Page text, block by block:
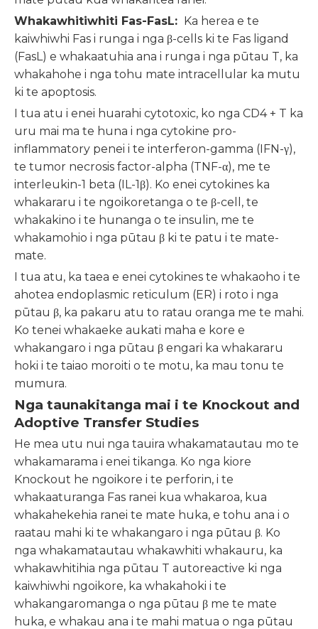
Whakawhitiwhiti Fas-FasL: Ka herea e te
kaiwhiwhi Fas i runga i nga β-cells ki te Fas ligand
(FasL) e whakaatuhia ana i runga i nga pūtau T, ka
whakahohe i nga tohu mate intracellular ka mutu
ki te apoptosis.
I tua atu i enei huarahi cytotoxic, ko nga CD4 + T ka
uru mai ma te huna i nga cytokine pro-
inflammatory penei i te interferon-gamma (IFN-γ),
te tumor necrosis factor-alpha (TNF-α), me te
interleukin-1 beta (IL-1β). Ko enei cytokines ka
whakararu i te ngoikoretanga o te β-cell, te
whakakino i te hunanga o te insulin, me te
whakamohio i nga pūtau β ki te patu i te mate-
mate.
I tua atu, ka taea e enei cytokines te whakaoho i te
ahotea endoplasmic reticulum (ER) i roto i nga
pūtau β, ka pakaru atu to ratau oranga me te mahi.
Ko tenei whakaeke aukati maha e kore e
whakangaro i nga pūtau β engari ka whakararu
hoki i te taiao moroiti o te motu, ka mau tonu te
mumura.
Nga taunakitanga mai i te Knockout and
Adoptive Transfer Studies
He mea utu nui nga tauira whakamatautau mo te
whakamarama i enei tikanga. Ko nga kiore
Knockout he ngoikore i te perforin, i te
whakaaturanga Fas ranei kua whakaroa, kua
whakahekehia ranei te mate huka, e tohu ana i o
raatau mahi ki te whakangaro i nga pūtau β. Ko
nga whakamatautau whakawhiti whakauru, ka
whakawhitihia nga pūtau T autoreactive ki nga
kaiwhiwhi ngoikore, ka whakahoki i te
whakangaromanga o nga pūtau β me te mate
huka, e whakau ana i te mahi matua o nga pūtau